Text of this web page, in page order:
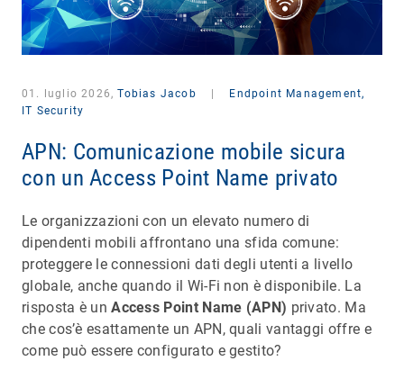
01. luglio 2026,Tobias Jacob
Endpoint Management,
IT Security
APN: Comunicazione mobile sicura
con un Access Point Name privato
Le organizzazioni con un elevato numero di
dipendenti mobili affrontano una sfida comune:
proteggere le connessioni dati degli utenti a livello
globale, anche quando il Wi-Fi non è disponibile. La
risposta è unAccess Point Name (APN) privato. Ma
che cos’è esattamente un APN, quali vantaggi offre e
come può essere configurato e gestito?